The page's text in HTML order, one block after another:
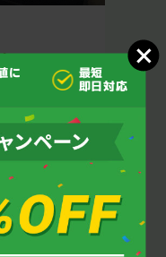
！
わず回収し
倉庫の中身
青葉区の自
もお任せ
に
最短
即日対応